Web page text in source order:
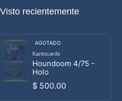
Visto recientemente
AGOTADO
Proveedor:
Kantocards
Houndoom 4/75 -
Holo
Precio habitual
$ 500.00